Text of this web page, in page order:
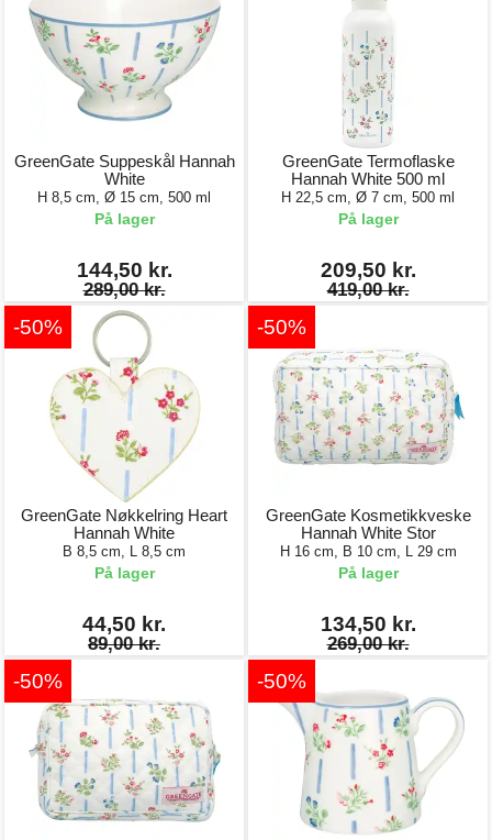
GreenGate Suppeskål Hannah
White
H 8,5 cm, Ø 15 cm, 500 ml
På lager
144,50 kr.
289,00 kr.
GreenGate Termoflaske
Hannah White 500 ml
H 22,5 cm, Ø 7 cm, 500 ml
På lager
209,50 kr.
419,00 kr.
-50%
GreenGate Nøkkelring Heart
Hannah White
B 8,5 cm, L 8,5 cm
På lager
44,50 kr.
89,00 kr.
-50%
GreenGate Kosmetikkveske
Hannah White Stor
H 16 cm, B 10 cm, L 29 cm
På lager
134,50 kr.
269,00 kr.
-50% -50%